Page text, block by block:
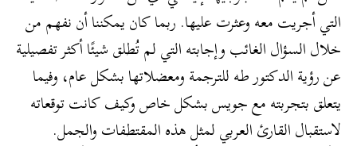
التي أجريت معه وعثرت عليها. ربما كان يمكننا أن نفهم من
خلال السؤال الغائب وإجابته التي لم تُطلق شيئًا أكثر تفصيلية
عن رؤية الدكتور طه للترجمة ومعضلاتها بشكل عام، وفيما
يتعلق بتجربته مع جويس بشكل خاص وكيف كانت توقعاته
لاستقبال القارئ العربي لمثل هذه المقتطفات والجمل.